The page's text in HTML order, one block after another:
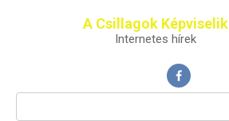
A Csillagok Képviselik
Internetes hírek
Поиск: